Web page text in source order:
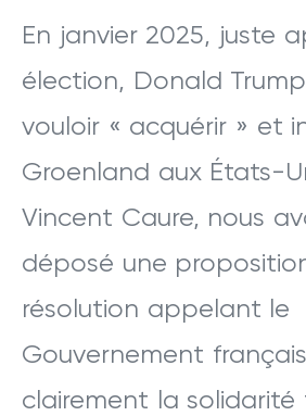
En janvier 2025, juste
élection, Donald
vouloir « acquérir » et
Groenland aux États-
Vincent Caure, nous
déposé une
résolution appelant le
Gouvernement
clairement la solidarité